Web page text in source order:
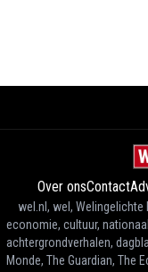
Over onsContact
wel.nl, wel,
economie, cultuur,
achtergrondverhalen,
Monde, The Guardian, The